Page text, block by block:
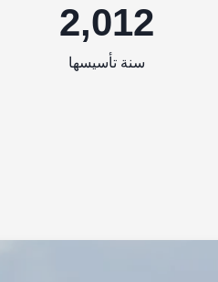
2,012
سنة تأسيسها